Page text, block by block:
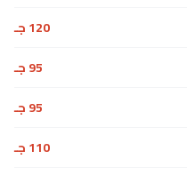
120 جـ
95 جـ
95 جـ
110 جـ